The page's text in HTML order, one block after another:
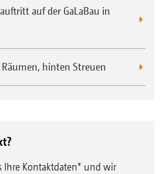
auf der GaLaBau in
hinten Streuen
Ihre Kontaktdaten* und wir